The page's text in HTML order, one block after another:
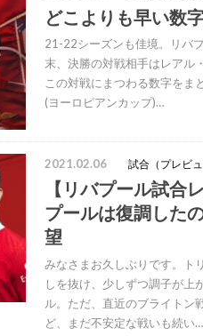
どこよりも早い数
21-22シーズンも佳境。リバ
末、決勝の対戦相手はレアル
この対戦にまつわる数字をま
(ヨーロピアンカップ)…
2021.02.06 試合（プレビュ
【リバプール試合
プールは復調した
望
みなさまお久しぶりです。ト
しを抜け、少しずつ調子が上
ル。ただ、直近のブライトン
ど、まだ不安定な戦いも続い…